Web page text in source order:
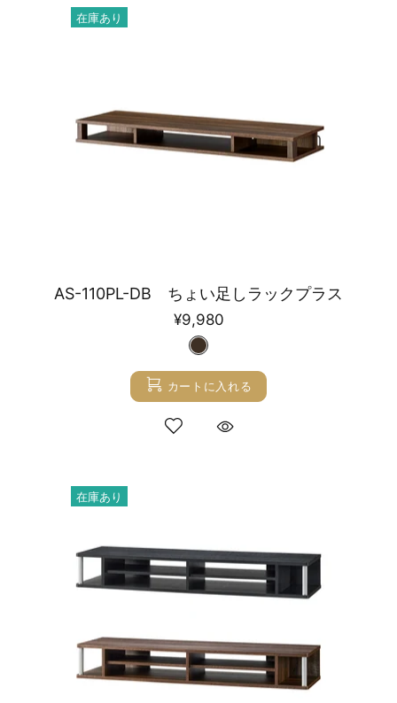
在庫あり
AS-110PL-DB ちょい足しラックプラス
¥9,980
カートに入れる
在庫あり